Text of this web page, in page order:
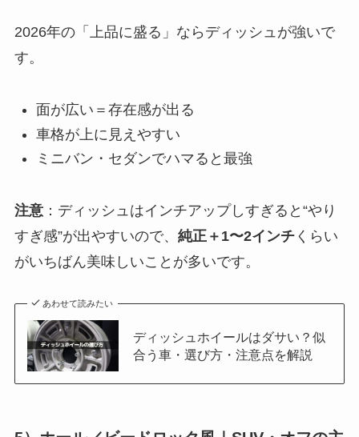
2026年の「上品に盛る」ならディッシュが強いで
す。
面が広い＝存在感が出る
車格が上に見えやすい
ミニバン・セダンでハマると最強
注意：ディッシュはインチアップしすぎると“やり
すぎ感”が出やすいので、 純正＋1〜2インチくらい
がいちばん美味しいことが多いです。
あわせて読みたい
ディッシュホイールはダサい？似
合う車・選び方・注意点を解説